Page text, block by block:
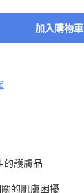
加入購物車
護膚品
的肌膚困擾